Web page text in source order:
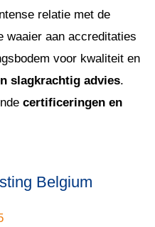
relatie met de
waaier aan accreditaties
voor kwaliteit en
slagkrachtig advies.
certificeringen en
Belgium